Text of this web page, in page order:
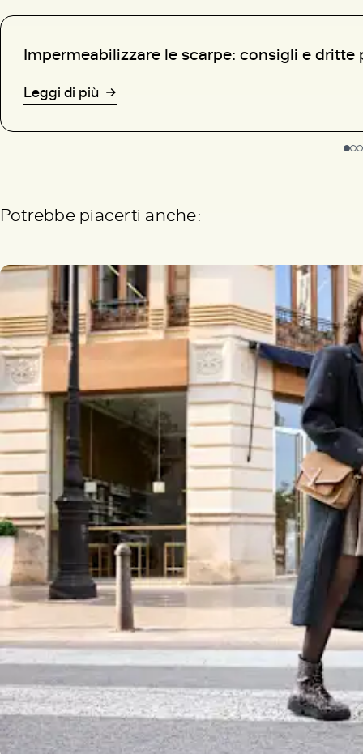
Impermeabilizzare le scarpe: consigli e
Leggi di più
Potrebbe piacerti anche: